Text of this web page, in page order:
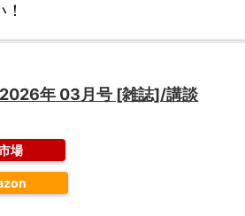
年 03月号 [雑誌]/講談
場